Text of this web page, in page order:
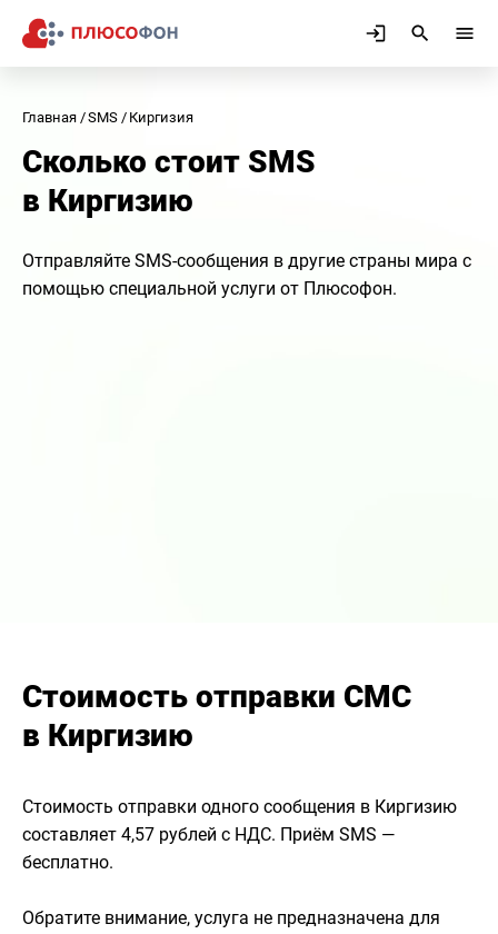
Главная SMS Киргизия
Сколько стоит SMS
в Киргизию
Отправляйте SMS-сообщения в другие страны мира с
помощью специальной услуги от Плюсофон.
Стоимость отправки СМС
в Киргизию
Стоимость отправки одного сообщения в Киргизию
составляет 4,57 рублей с НДС. Приём SMS —
бесплатно.
Обратите внимание, услуга не предназначена для